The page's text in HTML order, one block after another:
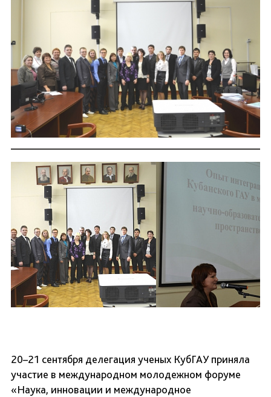
20–21 сентября делегация ученых КубГАУ приняла
участие в международном молодежном форуме
«Наука, инновации и международное